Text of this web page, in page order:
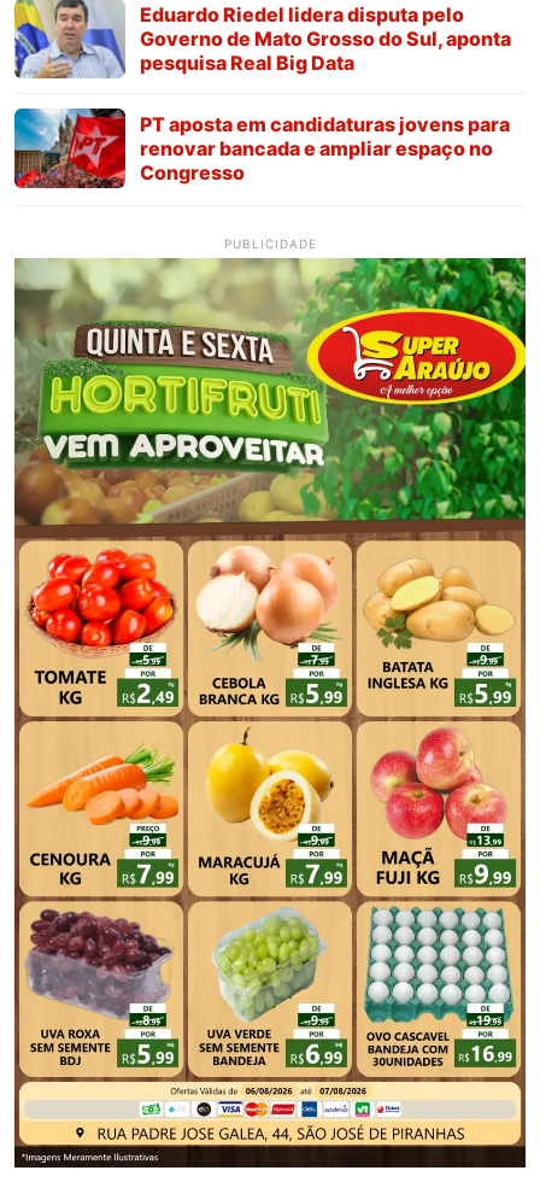
Eduardo Riedel lidera disputa pelo
Governo de Mato Grosso do Sul, aponta
pesquisa Real Big Data
PT aposta em candidaturas jovens para
renovar bancada e ampliar espaço no
Congresso
PUBLICIDADE